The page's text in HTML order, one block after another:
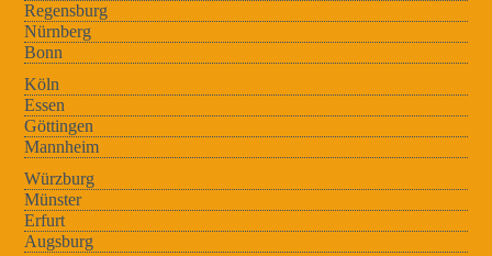
Regensburg
Nürnberg
Bonn
Köln
Essen
Göttingen
Mannheim
Würzburg
Münster
Erfurt
Augsburg